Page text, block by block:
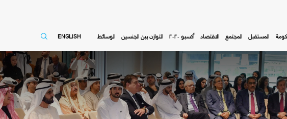
المستقبل المجتمع الاقتصاد أكسبو ٢٠٢٠ التوازن بين الجنسين الوسائط ENGLISH